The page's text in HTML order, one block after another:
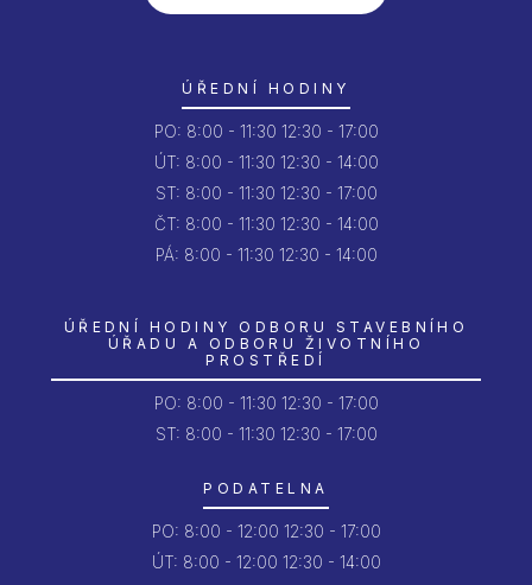
ÚŘEDNÍ HODINY
PO: 8:00 - 11:30 12:30 - 17:00
ÚT: 8:00 - 11:30 12:30 - 14:00
ST: 8:00 - 11:30 12:30 - 17:00
ČT: 8:00 - 11:30 12:30 - 14:00
PÁ: 8:00 - 11:30 12:30 - 14:00
ÚŘEDNÍ HODINY ODBORU STAVEBNÍHO
ÚŘADU A ODBORU ŽIVOTNÍHO
PROSTŘEDÍ
PO: 8:00 - 11:30 12:30 - 17:00
ST: 8:00 - 11:30 12:30 - 17:00
PODATELNA
PO: 8:00 - 12:00 12:30 - 17:00
ÚT: 8:00 - 12:00 12:30 - 14:00